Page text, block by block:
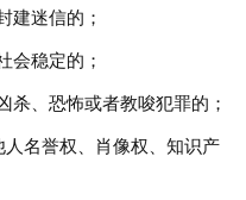
建迷信的；
会稳定的；
、恐怖或者教唆犯罪的；
名誉权、肖像权、知识产